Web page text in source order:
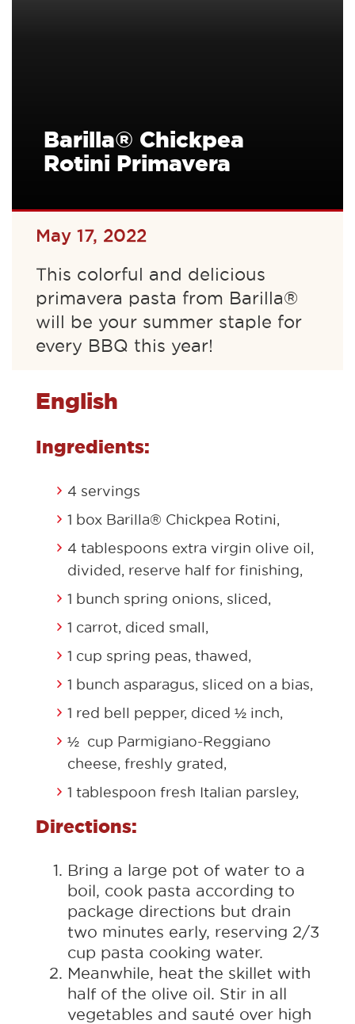
Barilla® Chickpea
Rotini Primavera
May 17, 2022
This colorful and delicious
primavera pasta from Barilla®
will be your summer staple for
every BBQ this year!
English
Ingredients:
4 servings
1 box Barilla® Chickpea Rotini,
4 tablespoons extra virgin olive oil,
divided, reserve half for finishing,
1 bunch spring onions, sliced,
1 carrot, diced small,
1 cup spring peas, thawed,
1 bunch asparagus, sliced on a bias,
1 red bell pepper, diced ½ inch,
½ cup Parmigiano-Reggiano
cheese, freshly grated,
1 tablespoon fresh Italian parsley,
Directions:
Bring a large pot of water to a
boil, cook pasta according to
package directions but drain
two minutes early, reserving 2/3
cup pasta cooking water.
Meanwhile, heat the skillet with
half of the olive oil. Stir in all
vegetables and sauté over high